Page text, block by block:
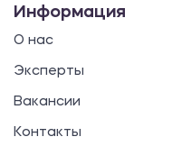
Информация
О нас
Эксперты
Вакансии
Контакты